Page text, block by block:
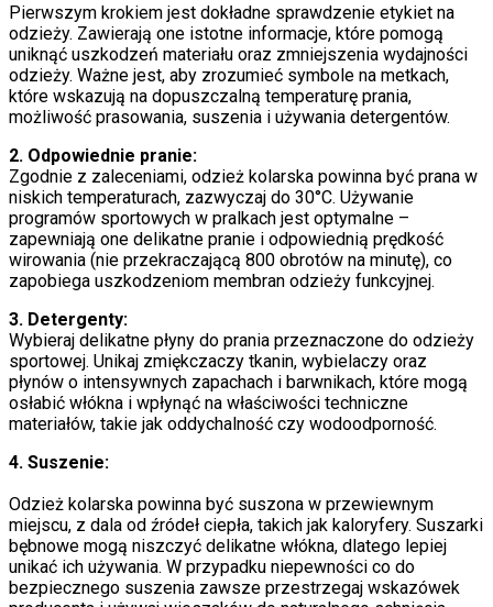
Pierwszym krokiem jest dokładne sprawdzenie etykiet na
odzieży. Zawierają one istotne informacje, które pomogą
uniknąć uszkodzeń materiału oraz zmniejszenia wydajności
odzieży. Ważne jest, aby zrozumieć symbole na metkach,
które wskazują na dopuszczalną temperaturę prania,
możliwość prasowania, suszenia i używania detergentów.
2. Odpowiednie pranie:
Zgodnie z zaleceniami, odzież kolarska powinna być prana w
niskich temperaturach, zazwyczaj do 30°C. Używanie
programów sportowych w pralkach jest optymalne –
zapewniają one delikatne pranie i odpowiednią prędkość
wirowania (nie przekraczającą 800 obrotów na minutę), co
zapobiega uszkodzeniom membran odzieży funkcyjnej.
3. Detergenty:
Wybieraj delikatne płyny do prania przeznaczone do odzieży
sportowej. Unikaj zmiękczaczy tkanin, wybielaczy oraz
płynów o intensywnych zapachach i barwnikach, które mogą
osłabić włókna i wpłynąć na właściwości techniczne
materiałów, takie jak oddychalność czy wodoodporność.
4. Suszenie:
Odzież kolarska powinna być suszona w przewiewnym
miejscu, z dala od źródeł ciepła, takich jak kaloryfery. Suszarki
bębnowe mogą niszczyć delikatne włókna, dlatego lepiej
unikać ich używania. W przypadku niepewności co do
bezpiecznego suszenia zawsze przestrzegaj wskazówek